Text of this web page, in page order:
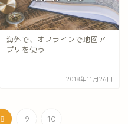
海外で、オフラインで地図ア
プリを使う
2018年11月26日
8 9 10